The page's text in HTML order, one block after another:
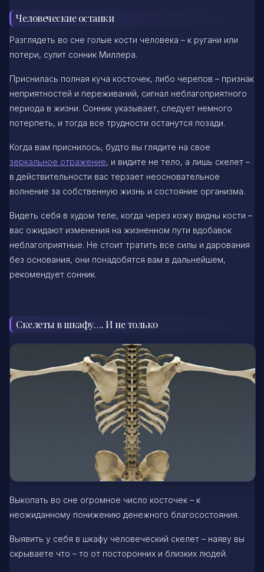
Человеческие останки
Разглядеть во сне голые кости человека – к ругани или
потери, сулит сонник Миллера.
Приснилась полная куча косточек, либо черепов – признак
неприятностей и переживаний, сигнал неблагоприятного
периода в жизни. Сонник указывает, следует немного
потерпеть, и тогда все трудности останутся позади.
Когда вам приснилось, будто вы глядите на свое
зеркальное отражение, и видите не тело, а лишь скелет –
в действительности вас терзает неосновательное
волнение за собственную жизнь и состояние организма.
Видеть себя в худом теле, когда через кожу видны кости –
вас ожидают изменения на жизненном пути вдобавок
неблагоприятные. Не стоит тратить все силы и дарования
без основания, они понадобятся вам в дальнейшем,
рекомендует сонник.
Скелеты в шкафу…. И не только
Выкопать во сне огромное число косточек – к
неожиданному понижению денежного благосостояния.
Выявить у себя в шкафу человеческий скелет – наяву вы
скрываете что – то от посторонних и близких людей.